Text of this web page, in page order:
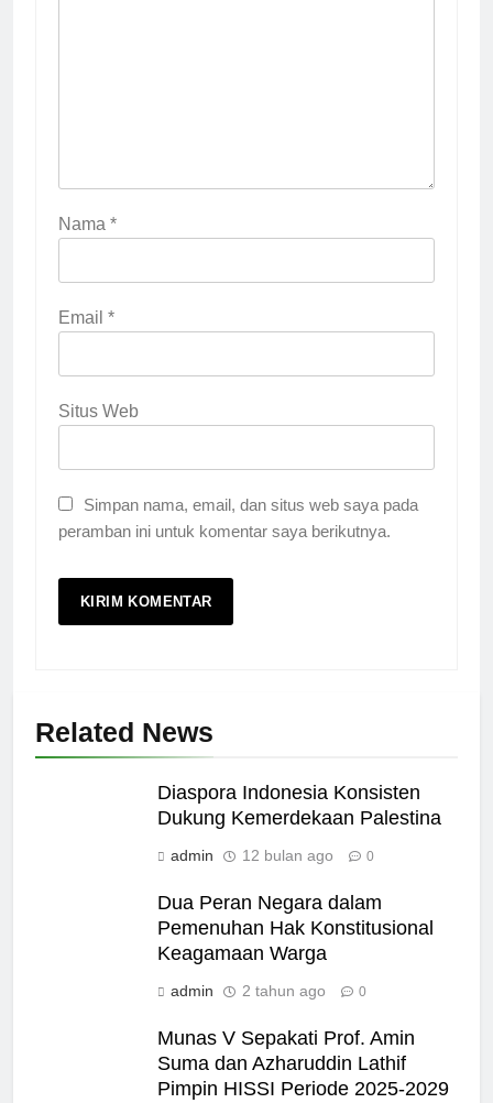
Nama *
Email *
Situs Web
Simpan nama, email, dan situs web saya pada
peramban ini untuk komentar saya berikutnya.
Related News
Diaspora Indonesia Konsisten
Dukung Kemerdekaan Palestina
admin 12 bulan ago 0
Dua Peran Negara dalam
Pemenuhan Hak Konstitusional
Keagamaan Warga
admin 2 tahun ago 0
Munas V Sepakati Prof. Amin
Suma dan Azharuddin Lathif
Pimpin HISSI Periode 2025-2029